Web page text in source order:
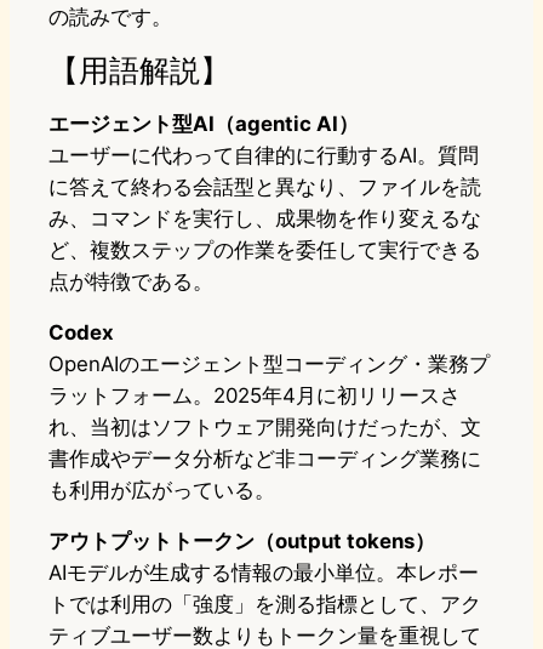
の読みです。
【用語解説】
エージェント型AI（agentic AI）
ユーザーに代わって自律的に行動するAI。質問
に答えて終わる会話型と異なり、ファイルを読
み、コマンドを実行し、成果物を作り変えるな
ど、複数ステップの作業を委任して実行できる
点が特徴である。
Codex
OpenAIのエージェント型コーディング・業務プ
ラットフォーム。2025年4月に初リリースさ
れ、当初はソフトウェア開発向けだったが、文
書作成やデータ分析など非コーディング業務に
も利用が広がっている。
アウトプットトークン（output tokens）
AIモデルが生成する情報の最小単位。本レポー
トでは利用の「強度」を測る指標として、アク
ティブユーザー数よりもトークン量を重視して